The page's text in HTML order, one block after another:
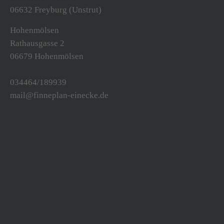
info@yourdomain.com
About us
Lorem ipsum dolor sit amet, consectetuer
adipiscing elit.
06632 Freyburg (Unstrut)
Hohenmölsen
Rathausgasse 2
06679 Hohenmölsen
034464/189939
mail@finneplan-einecke.de